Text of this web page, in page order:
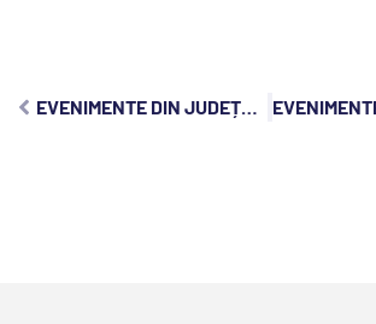
EVENIMENTE DIN JUDEȚUL CLUJ, MIERCURI, 24 IANUARIE 2024: